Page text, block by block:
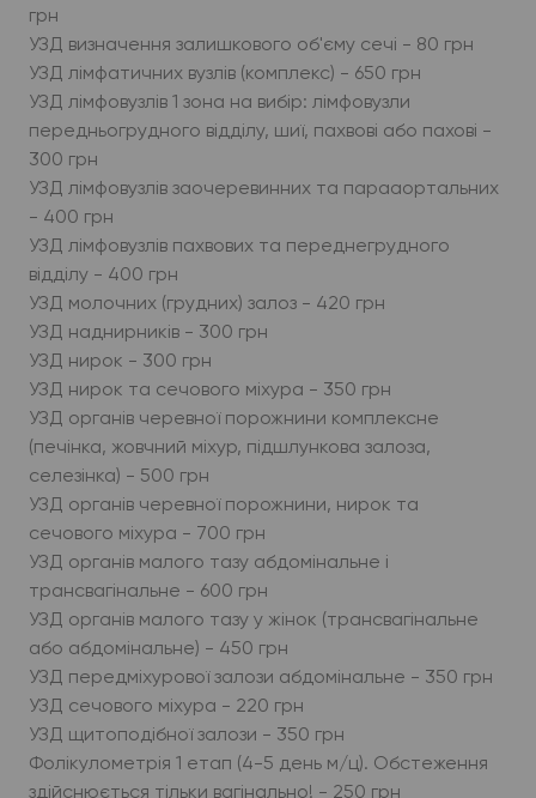
грн
УЗД визначення залишкового об'єму сечі - 80 грн
УЗД лімфатичних вузлів (комплекс) - 650 грн
УЗД лімфовузлів 1 зона на вибiр: лімфовузли
передньогрудного відділу, шиї, пахвові або пахові -
300 грн
УЗД лімфовузлів заочеревинних та парааортальних
- 400 грн
УЗД лімфовузлів пахвових та переднегрудного
відділу - 400 грн
УЗД молочних (грудних) залоз - 420 грн
УЗД наднирникiв - 300 грн
УЗД нирок - 300 грн
УЗД нирок та сечового міхура - 350 грн
УЗД органiв черевної порожнини комплексне
(печінка, жовчний міхур, підшлункова залоза,
селезінка) - 500 грн
УЗД органiв черевної порожнини, нирок та
сечового міхура - 700 грн
УЗД органів малого тазу абдомінальне і
трансвагінальне - 600 грн
УЗД органів малого тазу у жiнок (трансвагiнальне
або абдомiнальне) - 450 грн
УЗД передміхурової залози абдомінальне - 350 грн
УЗД сечового міхура - 220 грн
УЗД щитоподібної залози - 350 грн
Фолікулометрія 1 етап (4-5 день м/ц). Обстеження
здійснюється тільки вагінально! - 250 грн